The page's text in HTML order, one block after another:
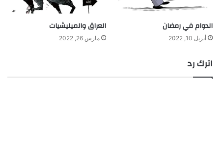
الدوام في رمضان
أبريل 10, 2022
العراق والميليشيات
مارس 26, 2022
اترك رد